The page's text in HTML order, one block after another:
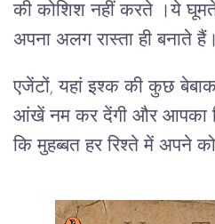
की कोशिश नहीं करते ।ये घूमते
अपना अलग रास्ता ही बनाते हैं।
एजेंटों, यहां इश्क की कुछ
आंखें नम कर देंगी और आपका
कि मुहब्बत हर रिश्ते में अपने